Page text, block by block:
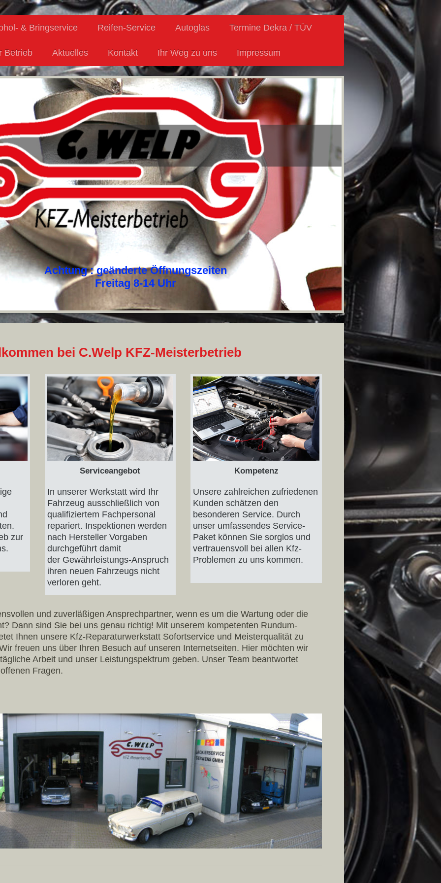
& Bringservice Reifen-Service Autoglas Termine Dekra / TÜV
Betrieb Aktuelles Kontakt Ihr Weg zu uns Impressum
Achtung : geänderte Öffnungszeiten
Freitag 8-14 Uhr
bei C.Welp KFZ-Meisterbetrieb
zur
Serviceangebot
In unserer Werkstatt wird Ihr
Fahrzeug ausschließlich von
qualifiziertem Fachpersonal
repariert. Inspektionen werden
nach Hersteller Vorgaben
durchgeführt damit
der Gewährleistungs-Anspruch
ihren neuen Fahrzeugs nicht
verloren geht.
Kompetenz
Unsere zahlreichen zufriedenen
Kunden schätzen den
besonderen Service. Durch
unser umfassendes Service-
Paket können Sie sorglos und
vertrauensvoll bei allen Kfz-
Problemen zu uns kommen.
und zuverläßigen Ansprechpartner, wenn es um die Wartung oder die
Dann sind Sie bei uns genau richtig! Mit unserem kompetenten Rundum-
Ihnen unsere Kfz-Reparaturwerkstatt Sofortservice und Meisterqualität zu
freuen uns über Ihren Besuch auf unseren Internetseiten. Hier möchten wir
Arbeit und unser Leistungspektrum geben. Unser Team beantwortet
Fragen.